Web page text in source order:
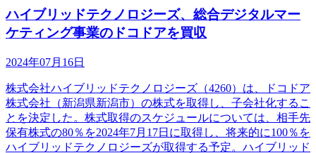
ハイブリッドテクノロジーズ、総合デジタルマー
ケティング事業のドコドアを買収
2024年07月16日
株式会社ハイブリッドテクノロジーズ（4260）は、ドコドア
株式会社（新潟県新潟市）の株式を取得し、子会社化するこ
とを決定した。株式取得のスケジュールについては、相手先
保有株式の80％を2024年7月17日に取得し、将来的に100％を
ハイブリッドテクノロジーズが取得する予定。ハイブリッド